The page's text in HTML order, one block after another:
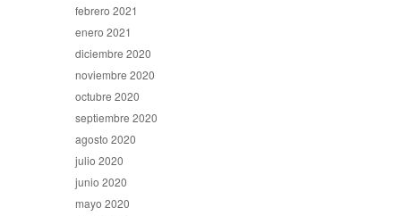
febrero 2021
enero 2021
diciembre 2020
noviembre 2020
octubre 2020
septiembre 2020
agosto 2020
julio 2020
junio 2020
mayo 2020